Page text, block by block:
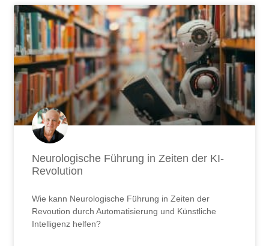
Neurologische Führung in Zeiten der KI-
Revolution
Wie kann Neurologische Führung in Zeiten der
Revoution durch Automatisierung und Künstliche
Intelligenz helfen?